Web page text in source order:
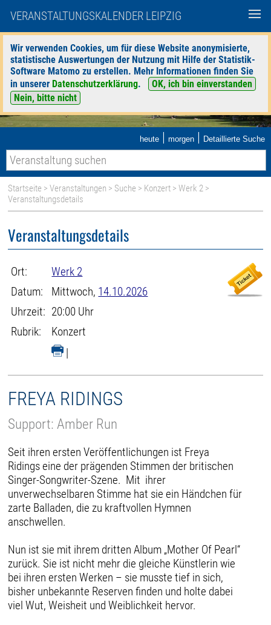
VERANSTALTUNGSKALENDER LEIPZIG
Wir verwenden Cookies, um für diese Website anonymisierte,
statistische Auswertungen der Nutzung mit Hilfe der Statistik-
Software Matomo zu erstellen. Mehr Informationen finden Sie
in unserer Datenschutzerklärung.
OK, ich bin einverstanden
Nein, bitte nicht
heute | morgen | Detaillierte Suche
Startseite >Veranstaltungen > Suche > Konzert >Werk 2 >
Veranstaltungsdetails
Veranstaltungsdetails
Ort:
Werk 2
Datum:
Mittwoch, 14.10.2026
Uhrzeit: 20:00 Uhr
Rubrik:
Konzert
|
FREYA RIDINGS
Support: Amber Run
Seit ihren ersten Veröffentlichungen ist Freya
Ridings eine der prägenden Stimmen der britischen
Singer-Songwriter-Szene. Mit ihrer
unverwechselbaren Stimme hat sie ein Händchen für
zarte Balladen, die zu kraftvollen Hymnen
anschwellen.
Nun ist sie mit ihrem dritten Album „Mother Of Pearl“
zurück. Sie ist nicht mehr die gleiche Künstlerin wie
bei ihren ersten Werken – sie musste tief in sich,
bisher unbekannte Reserven finden und holte dabei
viel Wut, Weisheit und Weiblichkeit hervor.